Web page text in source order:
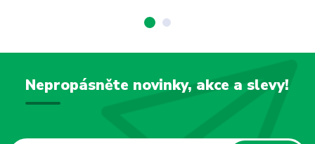
Nepropásněte novinky, akce a slevy!